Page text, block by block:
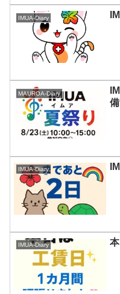
IMUA-Diary
MAUROA-Diary
IMUA-Diary
IMUA-Diary